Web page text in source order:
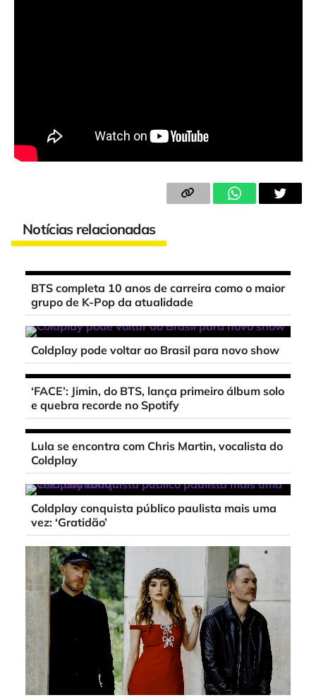
Notícias relacionadas
BTS completa 10 anos de carreira como o maior
grupo de K-Pop da atualidade
Coldplay pode voltar ao Brasil para novo show
‘FACE’: Jimin, do BTS, lança primeiro álbum solo
e quebra recorde no Spotify
Lula se encontra com Chris Martin, vocalista do
Coldplay
Coldplay conquista público paulista mais uma
vez: ‘Gratidão’